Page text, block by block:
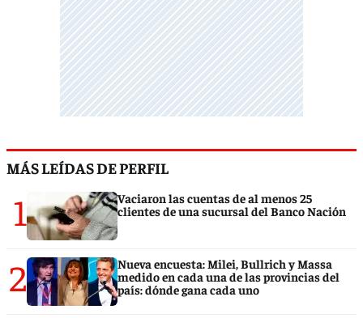
MÁS LEÍDAS DE PERFIL
1
Vaciaron las cuentas de al menos 25
clientes de una sucursal del Banco Nación
2
Nueva encuesta: Milei, Bullrich y Massa
medido en cada una de las provincias del
país: dónde gana cada uno